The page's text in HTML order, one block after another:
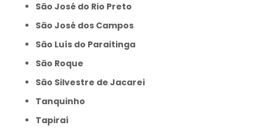
São José do Rio Preto
São José dos Campos
São Luís do Paraitinga
São Roque
São Silvestre de Jacarei
Tanquinho
Tapiraí